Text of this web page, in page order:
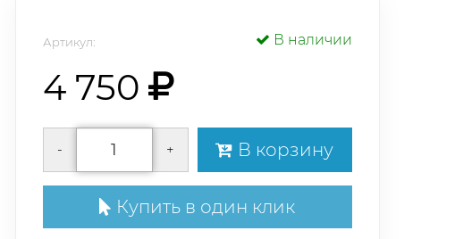
Артикул: В наличии
4 750
- + В корзину
Купить в один клик